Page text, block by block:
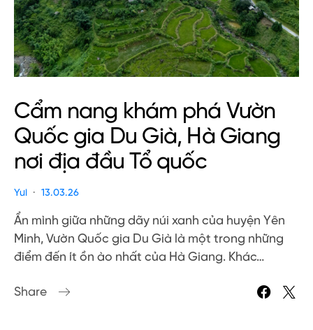
Cẩm nang khám phá Vườn
Quốc gia Du Già, Hà Giang
nơi địa đầu Tổ quốc
Yui 13.03.26
Ẩn mình giữa những dãy núi xanh của huyện Yên
Minh, Vườn Quốc gia Du Già là một trong những
điểm đến ít ồn ào nhất của Hà Giang. Khác…
Share